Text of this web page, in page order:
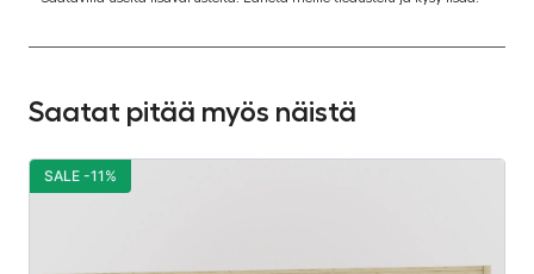
Saatat pitää myös näistä
SALE -11%